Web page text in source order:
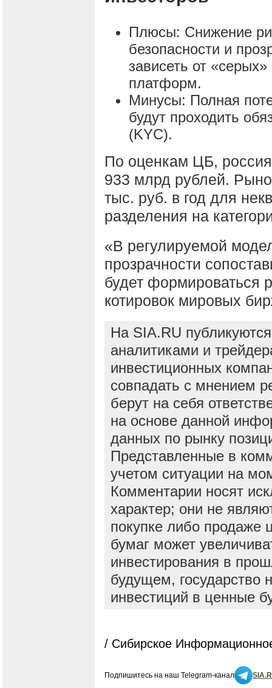
Плюсы: Снижение
безопасности и
зависеть от
платформ.
Минусы: Полная
будут проходить
(KYC).
По оценкам ЦБ,
933 млрд рублей.
тыс. руб. в год для
разделения на
«В регулируемой
прозрачности
будет формироваться
котировок мировых
На SIA.RU
аналитиками и
инвестиционных
совпадать с мнением
берут на себя
на основе данной
данных по рынку
Представленные в
учетом ситуации на
Комментарии носят
характер; они не
покупке либо продаже
бумаг может
инвестирования в
будущем, государство
инвестиций в ценные
/ Сибирское
Подпишитесь на наш Telegram-канал